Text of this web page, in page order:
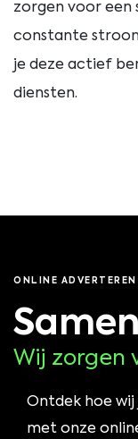
zorgen voor een
constante
je deze actief
diensten.
ONLINE
Wij zorgen
Ontdek hoe
met onze